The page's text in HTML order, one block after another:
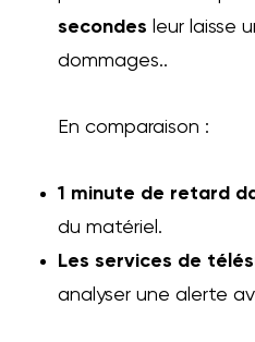
secondes leur laisse
dommages..
En comparaison :
1 minute de retard
du matériel.
Les services de
analyser une alerte